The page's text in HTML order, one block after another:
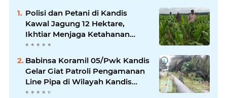
Polisi dan Petani di Kandis
Kawal Jagung 12 Hektare,
Ikhtiar Menjaga Ketahanan
Pangan
Babinsa Koramil 05/Pwk Kandis
Gelar Giat Patroli Pengamanan
Line Pipa di Wilayah Kandis
Kandis